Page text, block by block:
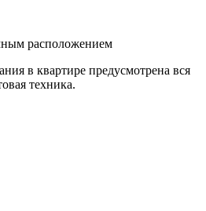
расположением
в квартире предусмотрена вся
техника.